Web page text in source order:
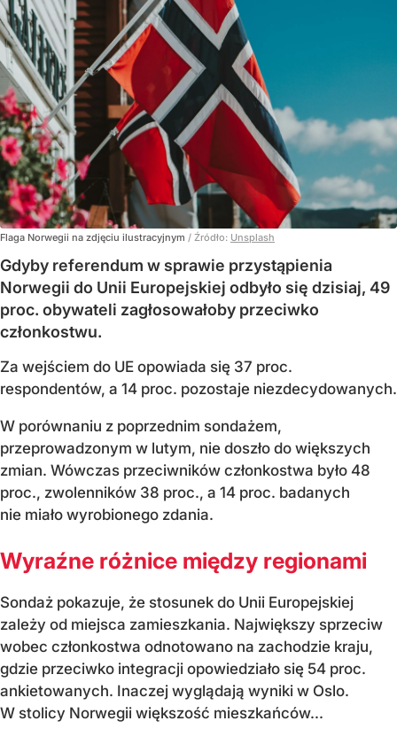
Flaga Norwegii na zdjęciu ilustracyjnym / Źródło: Unsplash
Gdyby referendum w sprawie przystąpienia
Norwegii do Unii Europejskiej odbyło się dzisiaj, 49
proc. obywateli zagłosowałoby przeciwko
członkostwu.
Za wejściem do UE opowiada się 37 proc.
respondentów, a 14 proc. pozostaje niezdecydowanych.
W porównaniu z poprzednim sondażem,
przeprowadzonym w lutym, nie doszło do większych
zmian. Wówczas przeciwników członkostwa było 48
proc., zwolenników 38 proc., a 14 proc. badanych
nie miało wyrobionego zdania.
Wyraźne różnice między regionami
Sondaż pokazuje, że stosunek do Unii Europejskiej
zależy od miejsca zamieszkania. Największy sprzeciw
wobec członkostwa odnotowano na zachodzie kraju,
gdzie przeciwko integracji opowiedziało się 54 proc.
ankietowanych. Inaczej wyglądają wyniki w Oslo.
W stolicy Norwegii większość mieszkańców...